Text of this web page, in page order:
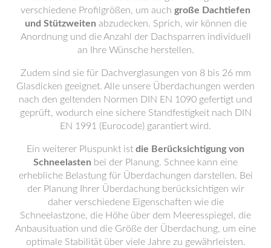
verschiedene Profilgrößen, um auch große Dachtiefen
und Stützweiten abzudecken. Sprich, wir können die
Anordnung und die Anzahl der Dachsparren individuell
an Ihre Wünsche herstellen.
Zudem sind sie für Dachverglasungen von 8 bis 26 mm
Glasdicken geeignet. Alle unsere Überdachungen werden
nach den geltenden Normen DIN EN 1090 gefertigt und
geprüft, wodurch eine sichere Standfestigkeit nach DIN
EN 1991 (Eurocode) garantiert wird.
Ein weiterer Pluspunkt ist die Berücksichtigung von
Schneelasten bei der Planung. Schnee kann eine
erhebliche Belastung für Überdachungen darstellen. Bei
der Planung Ihrer Überdachung berücksichtigen wir
daher verschiedene Eigenschaften wie die
Schneelastzone, die Höhe über dem Meeresspiegel, die
Anbausituation und die Größe der Überdachung, um eine
optimale Stabilität über viele Jahre zu gewährleisten.